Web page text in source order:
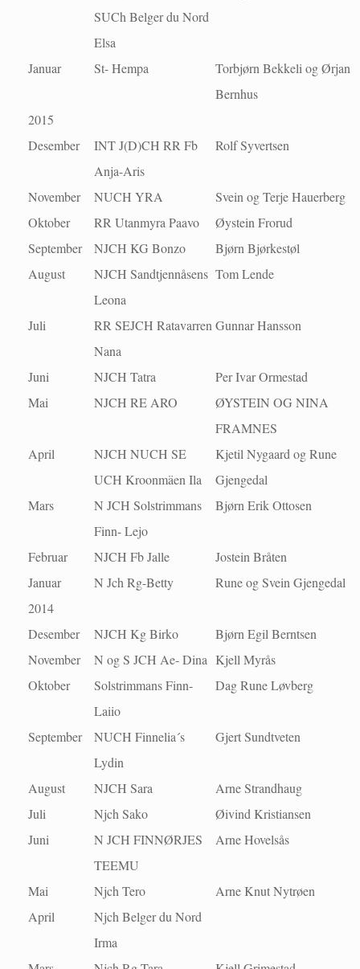
SUCh Belger du Nord
Elsa
Januar St- Hempa
Torbjørn Bekkeli og Ørjan
Bernhus
2015
Desember
INT J(D)CH RR Fb
Anja-Aris
Rolf Syvertsen
November NUCH YRA
Svein og Terje Hauerberg
Oktober
RR Utanmyra Paavo
Øystein Frorud
September
NJCH KG Bonzo
Bjørn Bjørkestøl
August
NJCH Sandtjennåsens
Leona
Tom Lende
Juli
RR SEJCH Ratavarren
Nana
Gunnar Hansson
Juni NJCH Tatra
Per Ivar Ormestad
Mai
NJCH RE ARO
ØYSTEIN OG NINA
FRAMNES
April
NJCH NUCH SE
UCH Kroonmäen Ila
Kjetil Nygaard og Rune
Gjengedal
Mars
N JCH Solstrimmans
Finn- Lejo
Bjørn Erik Ottosen
Februar NJCH Fb Jalle
Jostein Bråten
Januar
N Jch Rg-Betty
Rune og Svein Gjengedal
2014
Desember
NJCH Kg Birko
Bjørn Egil Berntsen
November
N og S JCH Ae- Dina Kjell Myrås
Oktober
Solstrimmans Finn-
Laiio
Dag Rune Løvberg
September
NUCH Finnelia´s
Lydin
Gjert Sundtveten
August NJCH Sara
Arne Strandhaug
Juli
Njch Sako
Øivind Kristiansen
Juni
N JCH FINNØRJES
TEEMU
Arne Hovelsås
Mai Njch Tero
Arne Knut Nytrøen
April
Njch Belger du Nord
Irma